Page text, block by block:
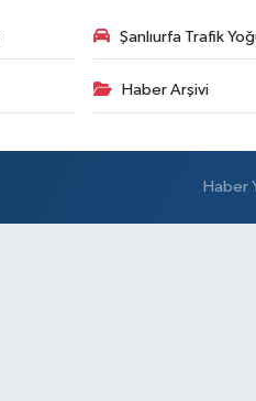
Şanlıurfa Trafik
Haber Arşivi
Haber